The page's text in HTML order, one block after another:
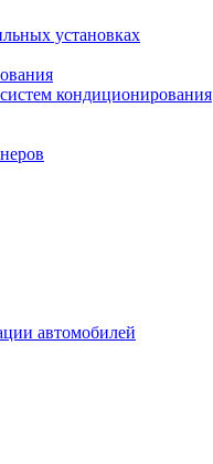
установках
кондиционирования
автомобилей